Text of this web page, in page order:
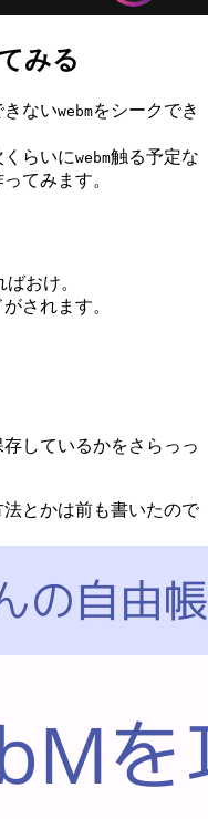
みる
ないwebmをシークでき
らいにwebm触る予定な
てみます。
おけ。
されます。
しているかをさらっっ
とかは前も書いたので